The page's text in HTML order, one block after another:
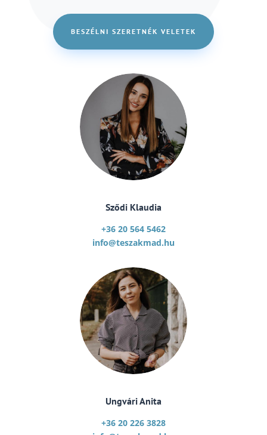
BESZÉLNI SZERETNÉK VELETEK
Sződi Klaudia
+36 20 564 5462
info@teszakmad.hu
Ungvári Anita
+36 20 226 3828